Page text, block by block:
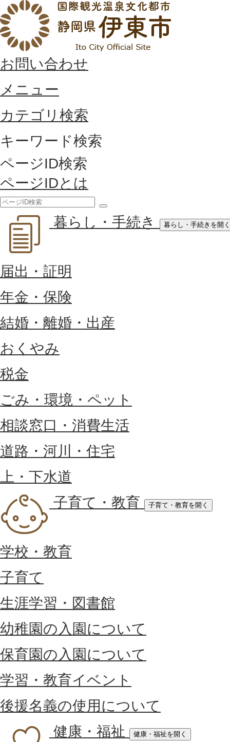
お問い合わせ
メニュー
カテゴリ検索
キーワード検索
ページID検索
ページIDとは
索
暮らし・手続き 暮らし・手続きを開く
届出・証明
年金・保険
結婚・離婚・出産
おくやみ
税金
ごみ・環境・ペット
相談窓口・消費生活
道路・河川・住宅
上・下水道
子育て・教育
子育て・教育を開く
学校・教育
子育て
生涯学習・図書館
幼稚園の入園について
保育園の入園について
学習・教育イベント
後援名義の使用について
健康・福祉
健康・福祉を開く